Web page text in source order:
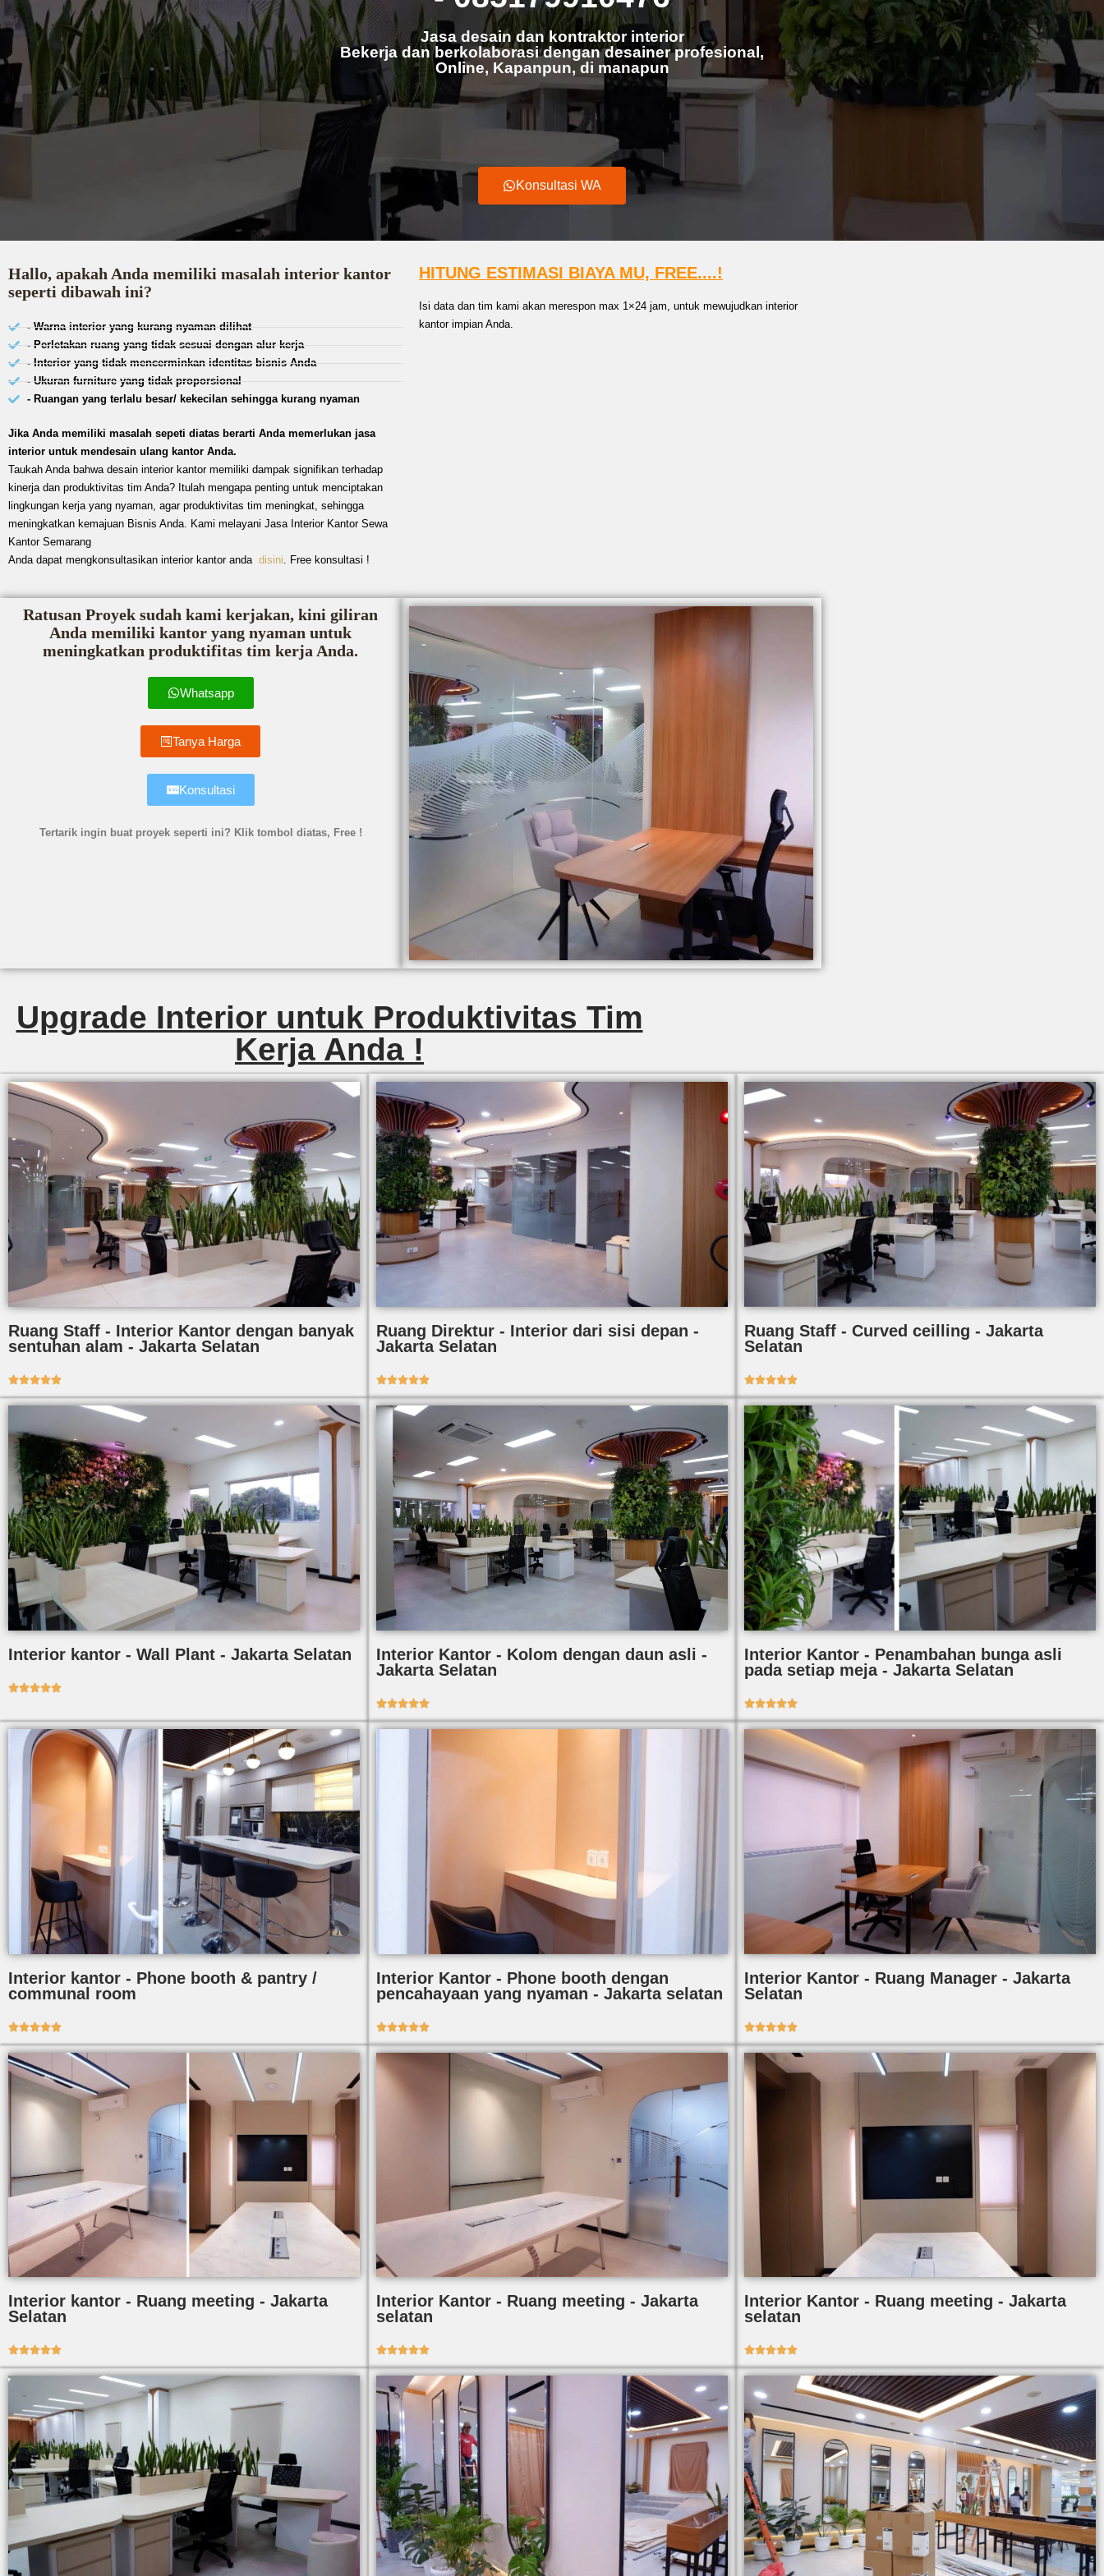
Jasa desain dan kontraktor interior
Bekerja dan berkolaborasi dengan desainer profesional,
Online, Kapanpun, di manapun
Konsultasi WA
Hallo, apakah Anda memiliki masalah interior kantor
seperti dibawah ini?
- Warna interior yang kurang nyaman dilihat
- Perletakan ruang yang tidak sesuai dengan alur kerja
- Interior yang tidak mencerminkan identitas bisnis Anda
- Ukuran furniture yang tidak proporsional
- Ruangan yang terlalu besar/ kekecilan sehingga kurang nyaman
Jika Anda memiliki masalah sepeti diatas berarti Anda memerlukan jasa
interior untuk mendesain ulang kantor Anda.
Taukah Anda bahwa desain interior kantor memiliki dampak signifikan terhadap
kinerja dan produktivitas tim Anda? Itulah mengapa penting untuk menciptakan
lingkungan kerja yang nyaman, agar produktivitas tim meningkat, sehingga
meningkatkan kemajuan Bisnis Anda. Kami melayani Jasa Interior Kantor Sewa
Kantor Semarang
Anda dapat mengkonsultasikan interior kantor anda disini. Free konsultasi !
HITUNG ESTIMASI BIAYA MU, FREE....!
Isi data dan tim kami akan merespon max 1×24 jam, untuk mewujudkan interior
kantor impian Anda.
Ratusan Proyek sudah kami kerjakan, kini giliran
Anda memiliki kantor yang nyaman untuk
meningkatkan produktifitas tim kerja Anda.
Whatsapp
Tanya Harga
Konsultasi
Tertarik ingin buat proyek seperti ini? Klik tombol diatas, Free !
Upgrade Interior untuk Produktivitas Tim
Kerja Anda !
Ruang Staff - Interior Kantor dengan banyak
sentuhan alam - Jakarta Selatan

Ruang Direktur - Interior dari sisi depan -
Jakarta Selatan

Ruang Staff - Curved ceilling - Jakarta
Selatan

Interior kantor - Wall Plant - Jakarta Selatan

Interior Kantor - Kolom dengan daun asli -
Jakarta Selatan

Interior Kantor - Penambahan bunga asli
pada setiap meja - Jakarta Selatan

Interior kantor - Phone booth & pantry /
communal room

Interior Kantor - Phone booth dengan
pencahayaan yang nyaman - Jakarta selatan

Interior Kantor - Ruang Manager - Jakarta
Selatan

Interior kantor - Ruang meeting - Jakarta
Selatan

Interior Kantor - Ruang meeting - Jakarta
selatan

Interior Kantor - Ruang meeting - Jakarta
selatan
